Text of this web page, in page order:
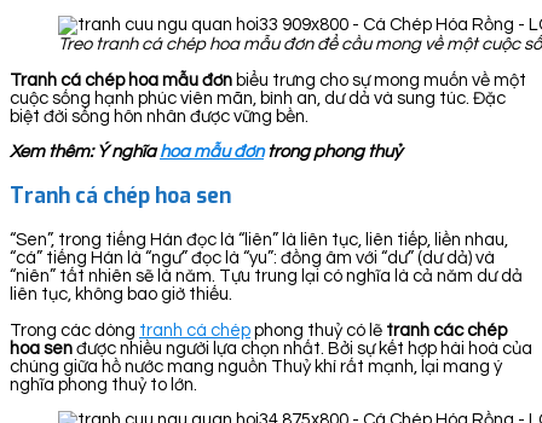
Treo tranh cá chép hoa mẫu đơn để cầu mong về một cuộc
Tranh cá chép hoa mẫu đơn biểu trưng cho sự mong muốn về một
cuộc sống hạnh phúc viên mãn, bình an, dư dả và sung túc. Đặc
biệt đời sống hôn nhân được vững bền.
Xem thêm: Ý nghĩahoa mẫu đơntrong phong thuỷ
Tranh cá chép hoa sen
“Sen”, trong tiếng Hán đọc là “liên” là liên tục, liên tiếp, liền nhau,
“cá” tiếng Hán là “ngư” đọc là “yu”: đồng âm với “dư” (dư dả) và
“niên” tất nhiên sẽ là năm. Tựu trung lại có nghĩa là cả năm dư dả
liên tục, không bao giờ thiếu.
Trong các dòng tranh cá chép phong thuỷ có lẽ tranh các chép
hoa sen được nhiều người lựa chọn nhất. Bởi sự kết hợp hài hoà của
chúng giữa hồ nước mang nguồn Thuỷ khí rất mạnh, lại mang ý
nghĩa phong thuỷ to lớn.